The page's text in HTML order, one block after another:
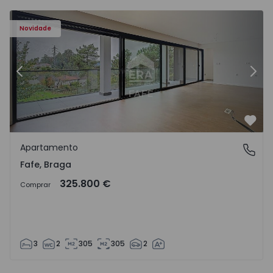
Novidade
Anterior
Fafe, Braga
Apartamento
Fafe, Braga
Comprar 325.800 €
3 2 305 305 2